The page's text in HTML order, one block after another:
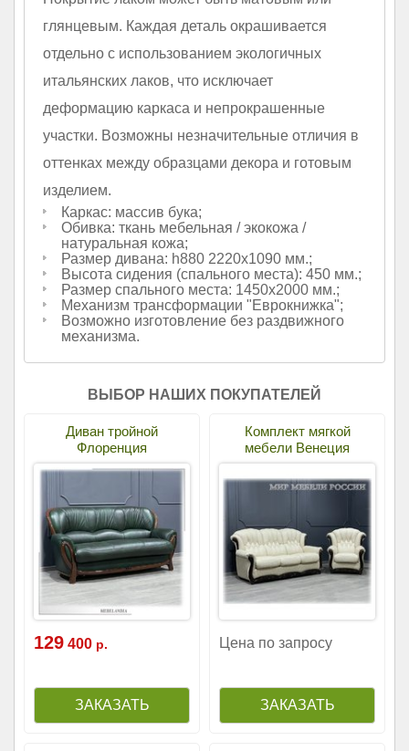
глянцевым. Каждая деталь окрашивается
отдельно с использованием экологичных
итальянских лаков, что исключает
деформацию каркаса и непрокрашенные
участки. Возможны незначительные отличия в
оттенках между образцами декора и готовым
изделием.
Каркас: массив бука;
Обивка: ткань мебельная / экокожа /
натуральная кожа;
Размер дивана: h880 2220х1090 мм.;
Высота сидения (спального места): 450 мм.;
Размер спального места: 1450х2000 мм.;
Механизм трансформации "Еврокнижка";
Возможно изготовление без раздвижного
механизма.
ВЫБОР НАШИХ ПОКУПАТЕЛЕЙ
Диван тройной
Флоренция
129 400 р.
Комплект мягкой
мебели Венеция
Цена по запросу